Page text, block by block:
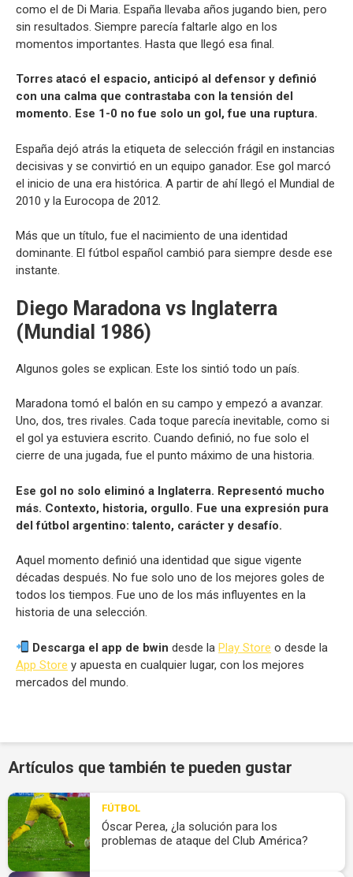
como el de Di Maria. España llevaba años jugando bien, pero
sin resultados. Siempre parecía faltarle algo en los
momentos importantes. Hasta que llegó esa final.
Torres atacó el espacio, anticipó al defensor y definió
con una calma que contrastaba con la tensión del
momento. Ese 1-0 no fue solo un gol, fue una ruptura.
España dejó atrás la etiqueta de selección frágil en instancias
decisivas y se convirtió en un equipo ganador. Ese gol marcó
el inicio de una era histórica. A partir de ahí llegó el Mundial de
2010 y la Eurocopa de 2012.
Más que un título, fue el nacimiento de una identidad
dominante. El fútbol español cambió para siempre desde ese
instante.
Diego Maradona vs Inglaterra
(Mundial 1986)
Algunos goles se explican. Este los sintió todo un país.
Maradona tomó el balón en su campo y empezó a avanzar.
Uno, dos, tres rivales. Cada toque parecía inevitable, como si
el gol ya estuviera escrito. Cuando definió, no fue solo el
cierre de una jugada, fue el punto máximo de una historia.
Ese gol no solo eliminó a Inglaterra. Representó mucho
más. Contexto, historia, orgullo. Fue una expresión pura
del fútbol argentino: talento, carácter y desafío.
Aquel momento definió una identidad que sigue vigente
décadas después. No fue solo uno de los mejores goles de
todos los tiempos. Fue uno de los más influyentes en la
historia de una selección.
Descarga el app de bwin desde laPlay Store o desde la
App Store y apuesta en cualquier lugar, con los mejores
mercados del mundo.
Artículos que también te pueden gustar
FÚTBOL
Óscar Perea, ¿la solución para los
problemas de ataque del Club América?